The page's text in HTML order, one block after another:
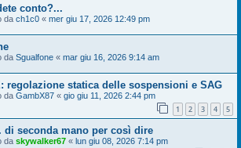
conto?...
da ch1c0 « mer giu 17, 2026 12:49 pm
da Sgualfone « mar giu 16, 2026 9:14 am
regolazione statica delle sospensioni e SAG
da GambX87 « gio giu 11, 2026 2:44 pm
1 2 3 4 5
di seconda mano per così dire
da skywalker67 « lun giu 08, 2026 7:14 pm